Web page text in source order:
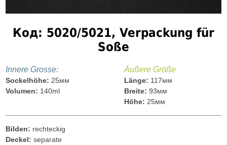
Код: 5020/5021, Verpackung für
Soße
Іnnere Grosse:
Sockelhöhe: 25мм
Volumen: 140ml
Äußere Größe
Länge: 117мм
Breite: 93мм
Höhe: 25мм
Bilden: rechteckig
Deckel: separate